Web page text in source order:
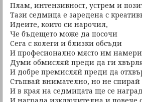
Плам, интензивност, устрем и
Тази седмица е заредена с
Идеите, които си нарочил,
Че бъдещето може да посочи
Сега с колеги и близки обсъди
И професионално място им
Думи обмисляй преди да ги
И добре премисляй преди да
Стъпвай внимателно, но не
И в края на седмицата ще се